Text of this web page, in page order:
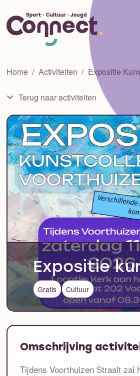
Ga
Home Activiteiten Expositie
Terug naar activiteiten
Expositie
Gratis Cultuur
Omschrijving
Tijdens Voorthuizen Straalt zal